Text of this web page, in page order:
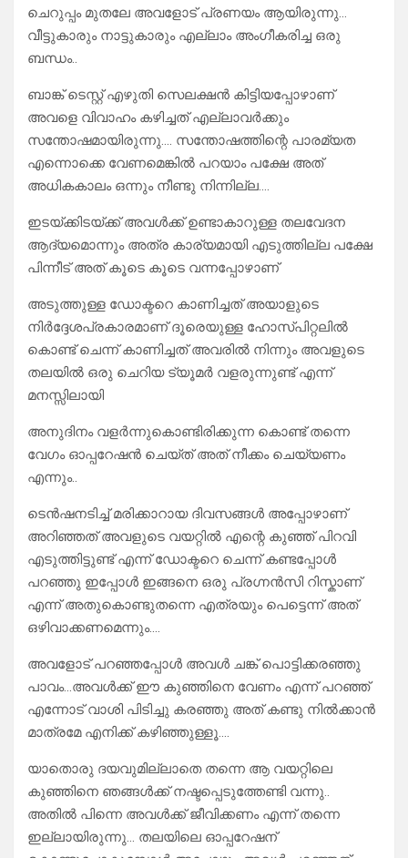
ചെറുപ്പം മുതലേ അവളോട് പ്രണയം ആയിരുന്നു…
വീട്ടുകാരും നാട്ടുകാരും എല്ലാം അംഗീകരിച്ച ഒരു
ബന്ധം..
ബാങ്ക് ടെസ്റ്റ് എഴുതി സെലക്ഷൻ കിട്ടിയപ്പോഴാണ്
അവളെ വിവാഹം കഴിച്ചത് എല്ലാവർക്കും
സന്തോഷമായിരുന്നു…. സന്തോഷത്തിന്റെ പാരമ്യത
എന്നൊക്കെ വേണമെങ്കിൽ പറയാം പക്ഷേ അത്
അധികകാലം ഒന്നും നീണ്ടു നിന്നില്ല….
ഇടയ്ക്കിടയ്ക്ക് അവൾക്ക് ഉണ്ടാകാറുള്ള തലവേദന
ആദ്യമൊന്നും അത്ര കാര്യമായി എടുത്തില്ല പക്ഷേ
പിന്നീട് അത് കൂടെ കൂടെ വന്നപ്പോഴാണ്
അടുത്തുള്ള ഡോക്ടറെ കാണിച്ചത് അയാളുടെ
നിർദ്ദേശപ്രകാരമാണ് ദൂരെയുള്ള ഹോസ്പിറ്റലിൽ
കൊണ്ട് ചെന്ന് കാണിച്ചത് അവരിൽ നിന്നും അവളുടെ
തലയിൽ ഒരു ചെറിയ ട്യൂമർ വളരുന്നുണ്ട് എന്ന്
മനസ്സിലായി
അനുദിനം വളർന്നുകൊണ്ടിരിക്കുന്ന കൊണ്ട് തന്നെ
വേഗം ഓപ്പറേഷൻ ചെയ്ത് അത് നീക്കം ചെയ്യണം
എന്നും..
ടെൻഷനടിച്ച് മരിക്കാറായ ദിവസങ്ങൾ അപ്പോഴാണ്
അറിഞ്ഞത് അവളുടെ വയറ്റിൽ എന്റെ കുഞ്ഞ് പിറവി
എടുത്തിട്ടുണ്ട് എന്ന് ഡോക്ടറെ ചെന്ന് കണ്ടപ്പോൾ
പറഞ്ഞു ഇപ്പോൾ ഇങ്ങനെ ഒരു പ്രഗ്നൻസി റിസ്കാണ്
എന്ന് അതുകൊണ്ടുതന്നെ എത്രയും പെട്ടെന്ന് അത്
ഒഴിവാക്കണമെന്നും….
അവളോട് പറഞ്ഞപ്പോൾ അവൾ ചങ്ക് പൊട്ടിക്കരഞ്ഞു
പാവം…അവൾക്ക് ഈ കുഞ്ഞിനെ വേണം എന്ന് പറഞ്ഞ്
എന്നോട് വാശി പിടിച്ചു കരഞ്ഞു അത് കണ്ടു നിൽക്കാൻ
മാത്രമേ എനിക്ക് കഴിഞ്ഞുള്ളൂ….
യാതൊരു ദയവുമില്ലാതെ തന്നെ ആ വയറ്റിലെ
കുഞ്ഞിനെ ഞങ്ങൾക്ക് നഷ്ടപ്പെടുത്തേണ്ടി വന്നു..
അതിൽ പിന്നെ അവൾക്ക് ജീവിക്കണം എന്ന് തന്നെ
ഇല്ലായിരുന്നു… തലയിലെ ഓപ്പറേഷന്